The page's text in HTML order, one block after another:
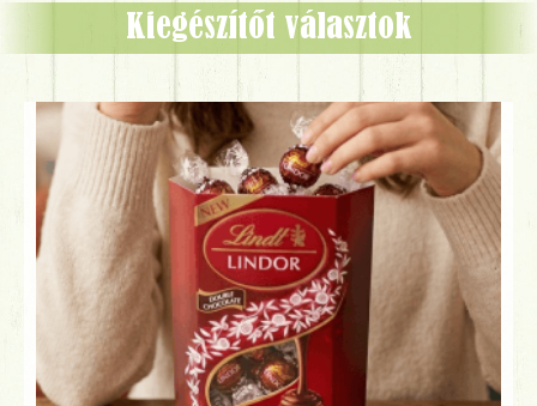
Kiegészítőt választok